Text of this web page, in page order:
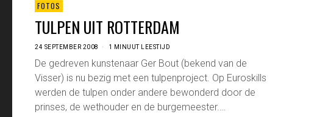
FOTOS
TULPEN UIT ROTTERDAM
24 SEPTEMBER 2008 1 MINUUT LEESTIJD
De gedreven kunstenaar Ger Bout (bekend van de
Visser) is nu bezig met een tulpenproject. Op Euroskills
werden de tulpen onder andere bewonderd door de
prinses, de wethouder en de burgemeester.…